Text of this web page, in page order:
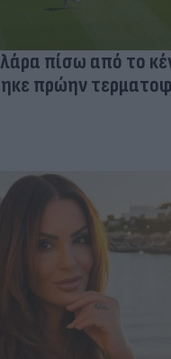
πίσω από το
πρώην